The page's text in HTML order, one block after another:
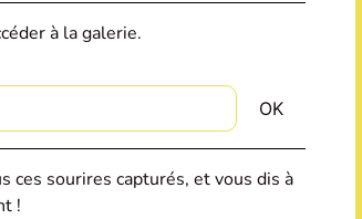
à la galerie.
ces sourires capturés, et vous dis à
!